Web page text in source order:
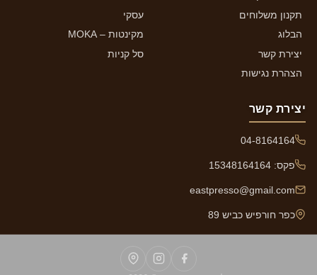
תקנון משלוחים
הבלוג
יצירת קשר
הצהרת נגישות
עסקי
מקינטות – MOKA
סל קניות
יצירת קשר
04-8164164
פקס: 15348164164
eastpresso@gmail.com
כפר חורפיש כביש 89